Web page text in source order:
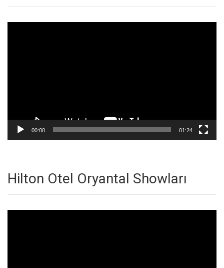
00:00 01:24
Hilton Otel Oryantal Showları